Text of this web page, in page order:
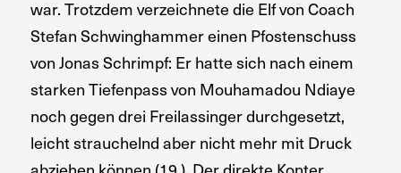
war. Trotzdem verzeichnete die Elf von Coach
Stefan Schwinghammer einen Pfostenschuss
von Jonas Schrimpf: Er hatte sich nach einem
starken Tiefenpass von Mouhamadou Ndiaye
noch gegen drei Freilassinger durchgesetzt,
leicht strauchelnd aber nicht mehr mit Druck